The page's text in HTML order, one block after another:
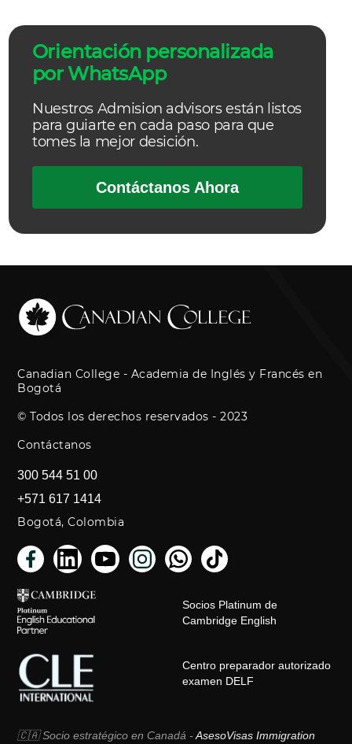
Orientación personalizada
por WhatsApp
Nuestros Admision advisors están listos
para guiarte en cada paso para que
tomes la mejor desición.
Contáctanos Ahora
Canadian College - Academia de Inglés y Francés en
Bogotá
© Todos los derechos reservados - 2023
Contáctanos
300 544 51 00
+571 617 1414
Bogotá, Colombia
Socios Platinum de
Cambridge English
Centro preparador autorizado
examen DELF
🇨🇦 Socio estratégico en Canadá -AsesoVisas Immigration